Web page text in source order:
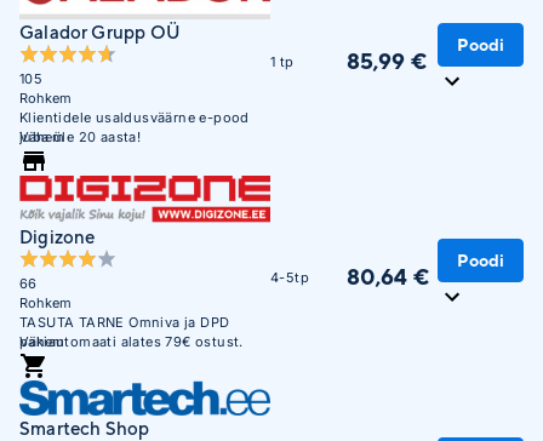
Galador Grupp OÜ
105
Rohkem
Klientidele usaldusväärne e-pood
juba üle 20 aasta!
Vähem
1 tp 85,99 €
Poodi
Digizone
66
Rohkem
TASUTA TARNE Omniva ja DPD
pakiautomaati alates 79€ ostust.
Soodne järelmaks. Krediitkaardiga
makse võimalus. Üle 450 000
täidetud tellimuse. Usaldusväärne
veebikaubamaja juba aastast 2003.
Vähem
4-5tp 80,64 €
Poodi
Smartech Shop